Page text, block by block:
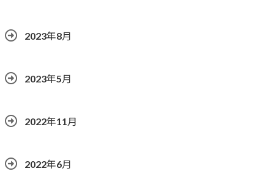
2023年8月
2023年5月
2022年11月
2022年6月